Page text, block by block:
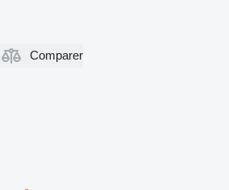
Comparer